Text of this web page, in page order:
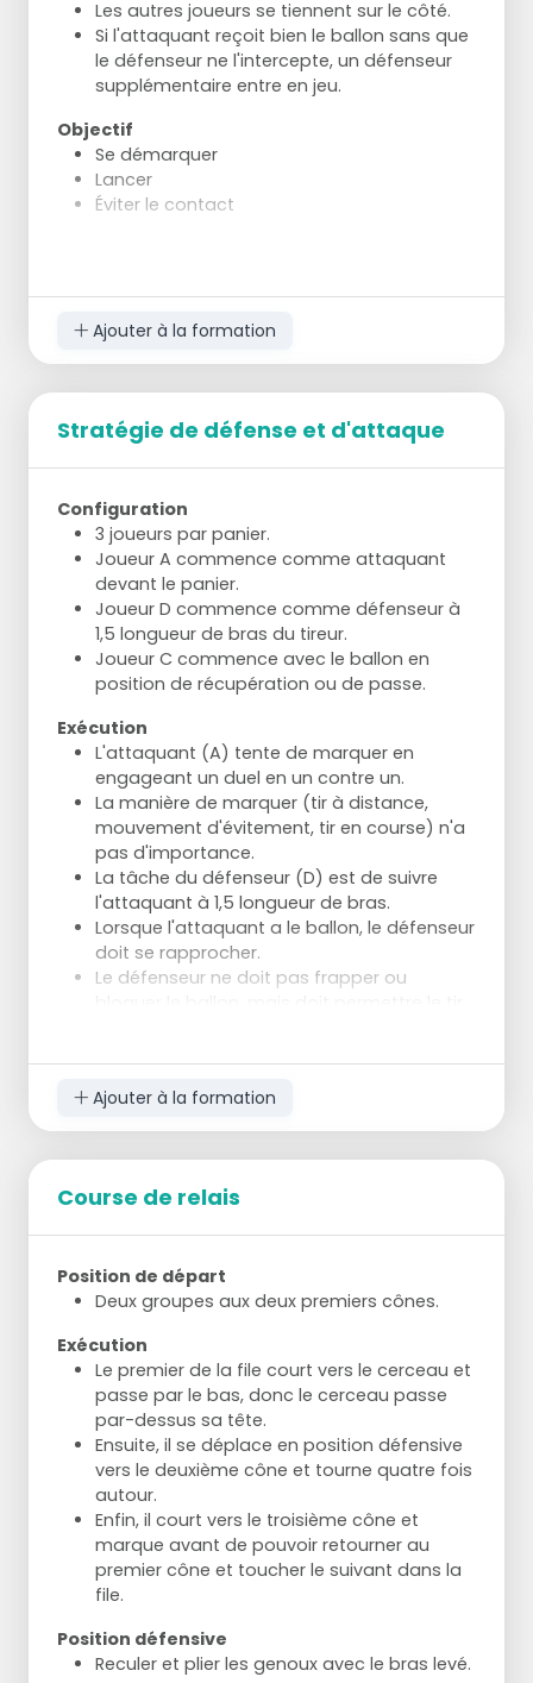
Les autres joueurs se tiennent sur le côté.
Si l'attaquant reçoit bien le ballon sans que
le défenseur ne l'intercepte, un défenseur
supplémentaire entre en jeu.
Objectif
Se démarquer
Lancer
Éviter le contact
Ajouter à la formation
Stratégie de défense et d'attaque
Configuration
3 joueurs par panier.
Joueur A commence comme attaquant
devant le panier.
Joueur D commence comme défenseur à
1,5 longueur de bras du tireur.
Joueur C commence avec le ballon en
position de récupération ou de passe.
Exécution
L'attaquant (A) tente de marquer en
engageant un duel en un contre un.
La manière de marquer (tir à distance,
mouvement d'évitement, tir en course) n'a
pas d'importance.
La tâche du défenseur (D) est de suivre
l'attaquant à 1,5 longueur de bras.
Lorsque l'attaquant a le ballon, le défenseur
doit se rapprocher.
Le défenseur ne doit pas frapper ou
Après 1 minute, les joueurs changent de
rôle.
Ajouter à la formation
Course de relais
Position de départ
Deux groupes aux deux premiers cônes.
Exécution
Le premier de la file court vers le cerceau et
passe par le bas, donc le cerceau passe
par-dessus sa tête.
Ensuite, il se déplace en position défensive
vers le deuxième cône et tourne quatre fois
autour.
Enfin, il court vers le troisième cône et
marque avant de pouvoir retourner au
premier cône et toucher le suivant dans la
file.
Position défensive
Reculer et plier les genoux avec le bras levé.